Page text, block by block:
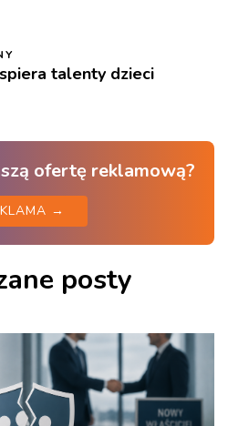
talenty dzieci
ofertę reklamową?
→
posty